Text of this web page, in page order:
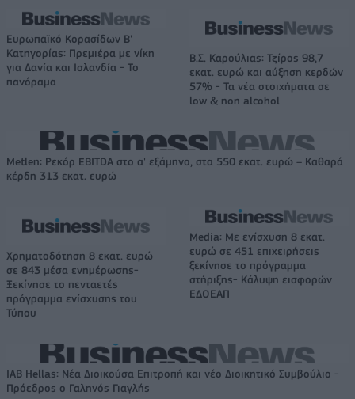
Ευρωπαϊκό Κορασίδων Β'
Κατηγορίας: Πρεμιέρα με νίκη
για Δανία και Ισλανδία - Το
πανόραμα
Β.Σ. Καρούλιας: Τζίρος 98,7
εκατ. ευρώ και αύξηση κερδών
57% - Τα νέα στοιχήματα σε
low & non alcohol
Metlen: Ρεκόρ EBITDA στο α' εξάμηνο, στα 550 εκατ. ευρώ – Καθαρά
κέρδη 313 εκατ. ευρώ
Χρηματοδότηση 8 εκατ. ευρώ
σε 843 μέσα ενημέρωσης-
Ξεκίνησε το πενταετές
πρόγραμμα ενίσχυσης του
Τύπου
Media: Με ενίσχυση 8 εκατ.
ευρώ σε 451 επιχειρήσεις
ξεκίνησε το πρόγραμμα
στήριξης- Κάλυψη εισφορών
ΕΔΟΕΑΠ
IAB Hellas: Νέα Διοικούσα Επιτροπή και νέο Διοικητικό Συμβούλιο -
Πρόεδρος ο Γαληνός Γιαγλής